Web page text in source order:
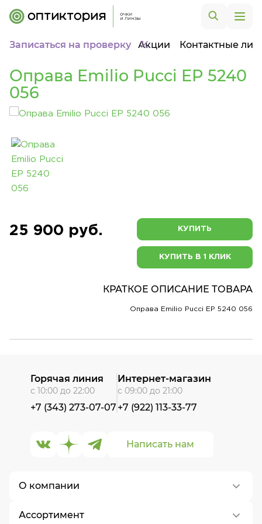
Записаться на проверку Акции Контактные
Оправа Emilio Pucci EP 5240
056
25 900 руб. КУПИТЬ
КУПИТЬ В 1 КЛИК
КРАТКОЕ ОПИСАНИЕ ТОВАРА
Оправа Emilio Pucci EP 5240 056
О компании
О нас
Ассортимент
Написать нам
Горячая линия
с 10:00 до 22:00
+7 (343) 273-07-07
Интернет-магазин
с 09:00 до 21:00
+7 (922) 113-33-77